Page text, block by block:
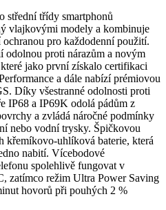
třídy smartphonů
vlajkovými modely a kombinuje
pro každodenní použití.
odolnou proti nárazům a novým
jako první získalo certifikaci
a dále nabízí prémiovou
Díky všestranné odolnosti proti
IP68 a IP69K odolá pádům z
a zvládá náročné podmínky
nebo vodní trysky. Špičkovou
křemíkovo-uhlíková baterie, která
nabití. Vícebodové
spolehlivě fungovat v
zatímco režim Ultra Power Saving
hovorů při pouhých 2 %